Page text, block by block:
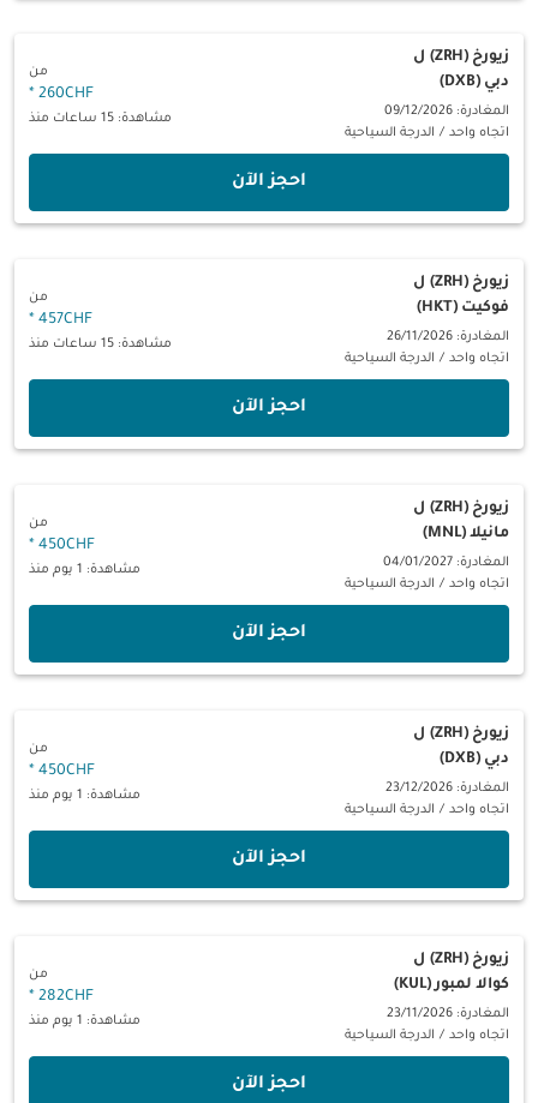
زيورخ (ZRH)
ل
دبي (DXB)
المغادرة: 09/12/2026
اتجاه واحد / الدرجة السياحية
من
260CHF
*
مشاهدة: 15 ساعات منذ
‫احجز الآن‬
زيورخ (ZRH)
ل
فوكيت (HKT)
المغادرة: 26/11/2026
اتجاه واحد / الدرجة السياحية
من
457CHF
*
مشاهدة: 15 ساعات منذ
‫احجز الآن‬
زيورخ (ZRH)
ل
مانيلا (MNL)
المغادرة: 04/01/2027
اتجاه واحد / الدرجة السياحية
من
450CHF
*
مشاهدة: 1 يوم منذ
‫احجز الآن‬
زيورخ (ZRH)
ل
دبي (DXB)
المغادرة: 23/12/2026
اتجاه واحد / الدرجة السياحية
من
450CHF
*
مشاهدة: 1 يوم منذ
‫احجز الآن‬
زيورخ (ZRH)
ل
كوالا لمبور (KUL)
المغادرة: 23/11/2026
اتجاه واحد / الدرجة السياحية
من
282CHF
*
مشاهدة: 1 يوم منذ
‫احجز الآن‬